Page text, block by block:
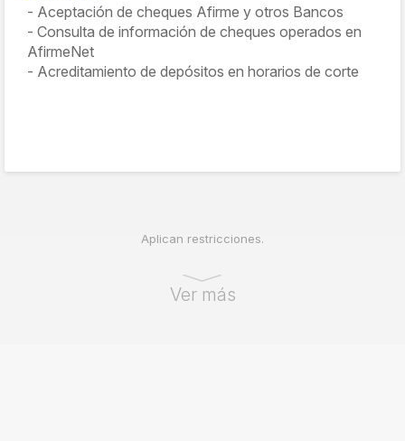
Aceptación de cheques Afirme y otros Bancos
Consulta de información de cheques operados en
AfirmeNet
Acreditamiento de depósitos en horarios de corte
Aplican restricciones.
Ver más